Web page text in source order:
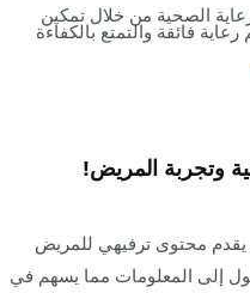
الصحية من خلال تمكين
فائقة والتمتع بالكفاءة
وتجربة المريض!
محتوى ترفيهي للمريض
إلى المعلومات مما يسهم في